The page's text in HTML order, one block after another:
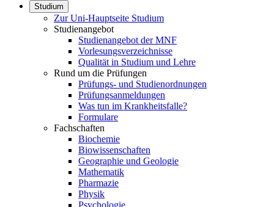
Studium
Zur Uni-Hauptseite Studium
Studienangebot
Studienangebot der MNF
Vorlesungsverzeichnisse
Qualität in Studium und Lehre
Rund um die Prüfungen
Prüfungs- und Studienordnungen
Prüfungsanmeldungen
Was tun im Krankheitsfalle?
Formulare
Fachschaften
Biochemie
Biowissenschaften
Geographie und Geologie
Mathematik
Pharmazie
Physik
Psychologie